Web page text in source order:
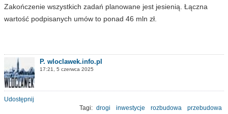
Zakończenie wszystkich zadań planowane jest jesienią. Łączna
wartość podpisanych umów to ponad 46 mln zł.
P. wloclawek.info.pl
17:21, 5 czerwca 2025
Udostępnij
Tagi: drogi inwestycje rozbudowa
przebudowa